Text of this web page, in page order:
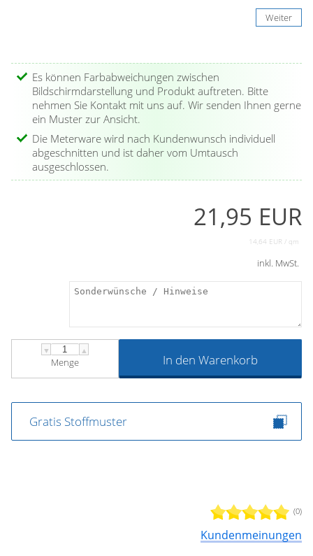
Weiter
Es können Farbabweichungen zwischen
Bildschirmdarstellung und Produkt auftreten. Bitte
nehmen Sie Kontakt mit uns auf. Wir senden Ihnen gerne
ein Muster zur Ansicht.
Die Meterware wird nach Kundenwunsch individuell
abgeschnitten und ist daher vom Umtausch
ausgeschlossen.
(0)
Kundenmeinungen
21,95 EUR
14,64 EUR / qm
inkl. MwSt.
▼ ▲
Menge In den Warenkorb
Gratis Stoffmuster